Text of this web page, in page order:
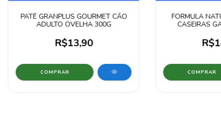
PATÊ GRANPLUS GOURMET CÃO
ADULTO OVELHA 300G
R$13,90
FORMULA
CASEIRAS